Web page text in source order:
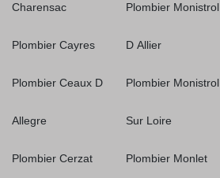
Charensac
Plombier Cayres
Plombier Ceaux D
Allegre
Plombier Cerzat
Plombier Monistrol
D Allier
Plombier Monistrol
Sur Loire
Plombier Monlet